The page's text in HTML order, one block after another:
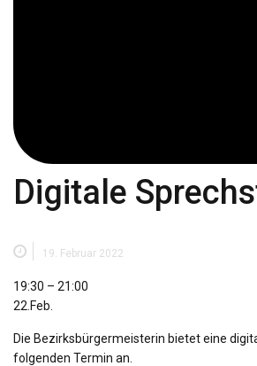
Digitale
19. Februar 2022
Digitale
Sprechstunde
19:30 – 21:00
22.Feb.
Die Bezirksbürgermeisterin bietet eine
folgenden Termin an.